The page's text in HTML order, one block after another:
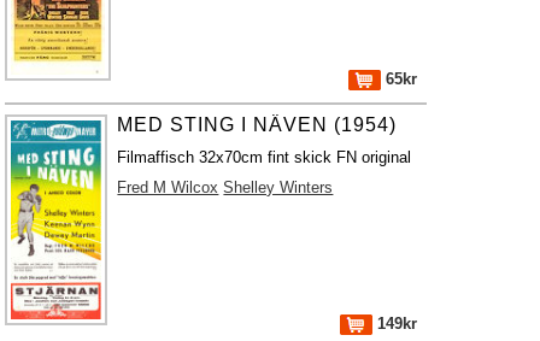
65kr
MED STING I NÄVEN (1954)
Filmaffisch 32x70cm fint skick FN original
Fred M Wilcox Shelley Winters
149kr